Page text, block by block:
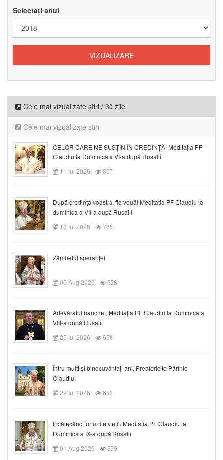
Selectați anul
Cele mai vizualizate știri / 30 zile
Cele mai vizualizate știri
CELOR CARE NE SUSȚIN ÎN CREDINȚĂ: Meditația PF
Claudiu la Duminica a VI-a după Rusalii
11 Iul 2026
807
După credinţa voastră, fie vouă! Meditația PF Claudiu la
duminica a VII-a după Rusalii
18 Iul 2026
765
Zâmbetul speranței
05 Aug 2026 658
Adevăratul banchet: Meditația PF Claudiu la Duminica a
VIII-a după Rusalii
25 Iul 2026
658
Întru mulți și binecuvântați ani, Preafericite Părinte
Claudiu!
22 Iul 2026
632
Încălecând furtunile vieții: Meditația PF Claudiu la
Duminica a IX-a după Rusalii
01 Aug 2026
559